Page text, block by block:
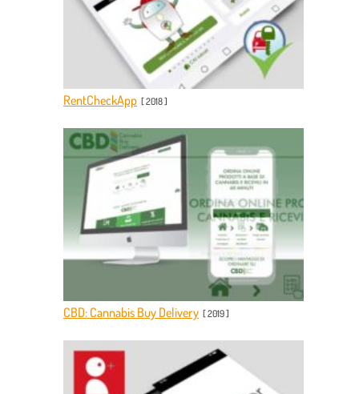
RentCheckApp [2018]
CBD: Cannabis Buy Delivery [2019]